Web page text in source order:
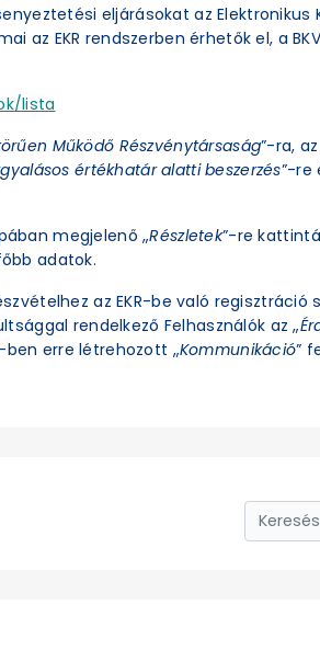
eljárásokat az Elektronikus
az EKR rendszerben érhetők el, a
lista
Működő Részvénytársaság”-ra,
értékhatár alatti beszerzés”-re
megjelenő „Részletek”-re
adatok.
az EKR-be való
rendelkező Felhasználók az „
ben erre létrehozott „Kommunikáció”